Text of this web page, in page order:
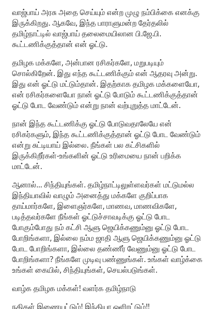
வாஜ்பாய் அரசு அதை செய்யும் என்ற முழு நம்பிக்கை எனக்கு
இருக்கிறது. ஆகவே, இந்த பாராளுமன்ற தேர்தலில்
தமிழ்நாட்டில் வாஜ்பாய் தலைமையிலான பி.ஜே.பி.
கூட்டணிக்குத்தான் என் ஓட்டு.
தமிழக மக்களே, அன்பான ரசிகர்களே, மறுபடியும்
சொல்கிறேன். இது எந்த கூட்டணிக்கும் என் ஆதரவு அன்று.
இது என் ஓட்டு மட்டும்தான். இதற்காக தமிழக மக்களையோ,
என் ரசிகர்களையோ நான் ஓட்டு போடும் கூட்டணிக்குத்தான்
ஓட்டு போட வேண்டும் என்று நான் வற்புறுத்த மாட்டேன்.
நான் இந்த கூட்டணிக்கு ஓட்டு போடுவதாலேயே என்
ரசிகர்களும், இந்த கூட்டணிக்குத்தான் ஓட்டு போட வேண்டும்
என்று சுட்டியாய் இல்லை. நீங்கள் பல கட்சிகளில்
இருக்கிறீர்கள்-உங்களின் ஓட்டு உரிமையை நான் பறிக்க
மாட்டேன்.
ஆனால்... சிந்தியுங்கள். தமிழ்நாட்டிலுள்ளவர்கள் மட்டுமல்ல
இந்தியாவில் வாழும் அனைத்து மக்களே குறிப்பாக
தாய்மார்களே, இளைஞர்களே, மாணவ, மாணவிகளே,
படித்தவர்களே நீங்கள் ஓட்டுச்சாவடிக்கு ஓட்டு போட
போகும்போது நம் கட்சி ஆளு ஜெயிக்கணும்னு ஓட்டு போட
போறிங்களா, இல்லை நம்ம ஜாதி ஆளு ஜெயிக்கணும்னு ஓட்டு
போட போறிங்களா, இல்லை தண்ணீர் வேணும்னு ஓட்டு போட
போறிங்களா? நீங்களே முடிவு பண்ணுங்கள். உங்கள் வாழ்க்கை
உங்கள் கையில், சிந்தியுங்கள், செயல்படுங்கள்.
வாழ்க தமிழக மக்கள்! வளர்க தமிழ்நாடு
நதிகள் இணையட்டும்! இந்தியா ஒளிரட்டும்!!